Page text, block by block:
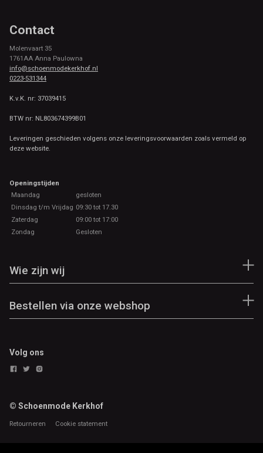
Contact
Molenvaart 35
1761AA Anna Paulowna
info@schoenmodekerkhof.nl
0223-531344
K.v.K. nr: 37039415
BTW nr: NL803674399B01
Leveringen geschieden volgens onze leveringsvoorwaarden zoals vermeld op
deze website.
Openingstijden
Maandag
gesloten
Dinsdag t/m Vrijdag 09:30 tot 17.30
Zaterdag
09:00 tot 17:00
Zondag
Gesloten
Wie zijn wij
Bestellen via onze webshop
Volg ons
© Schoenmode Kerkhof
Retourneren Cookie statement